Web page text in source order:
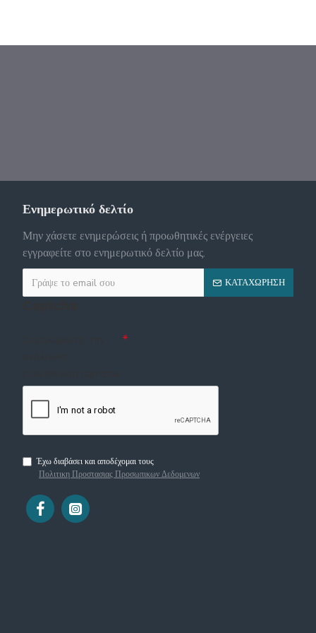
Ενημερωτικό δελτίο
Μην χάσετε ενημερώσεις ή προωθητικές ενέργειες
εγγραφείτε στο ενημερωτικό δελτίο μας.
ΚΑΤΑΧΏΡΗΣΗ
Έχω διαβάσει και αποδέχομαι τους
Πολιτικη Προστασιας Προσωπικων Δεδομενων